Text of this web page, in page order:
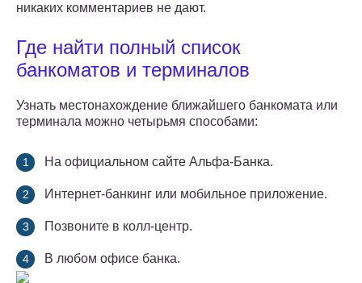
никаких комментариев не дают.
Где найти полный список
банкоматов и терминалов
Узнать местонахождение ближайшего банкомата или
терминала можно четырьмя способами:
На официальном сайте Альфа-Банка.
Интернет-банкинг или мобильное приложение.
Позвоните в колл-центр.
В любом офисе банка.